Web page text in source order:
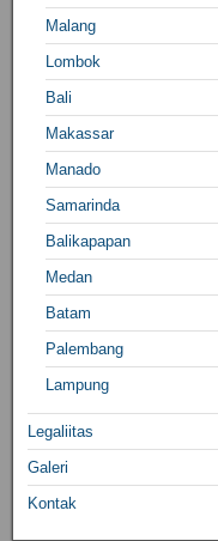
Malang
Lombok
Bali
Makassar
Manado
Samarinda
Balikapapan
Medan
Batam
Palembang
Lampung
Legaliitas
Galeri
Kontak